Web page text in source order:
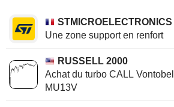
STMICROELECTRONICS
Une zone support en renfort
RUSSELL 2000
Achat du turbo CALL Vontobel
MU13V